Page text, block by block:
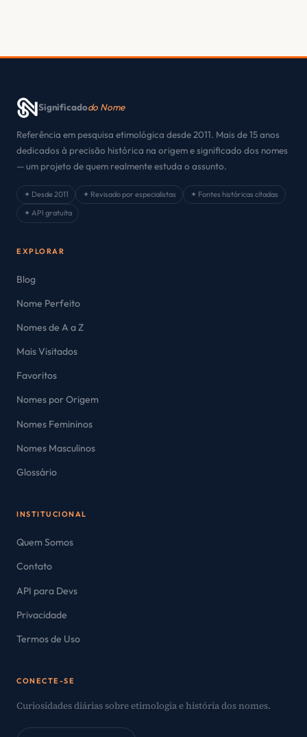
Significadodo Nome
Referência em pesquisa etimológica desde 2011. Mais de 15 anos
dedicados à precisão histórica na origem e significado dos nomes
— um projeto de quem realmente estuda o assunto.
✦ Desde 2011 ✦ Revisado por especialistas
✦ Fontes históricas citadas
✦ API gratuita
EXPLORAR
Blog
Nome Perfeito
Nomes de A a Z
Mais Visitados
Favoritos
Nomes por Origem
Nomes Femininos
Nomes Masculinos
Glossário
INSTITUCIONAL
Quem Somos
Contato
API para Devs
Privacidade
Termos de Uso
CONECTE-SE
Curiosidades diárias sobre etimologia e história dos nomes.